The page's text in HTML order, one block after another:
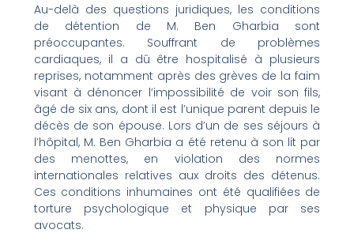
Au-delà des questions juridiques, les conditions
de détention de M. Ben Gharbia sont
préoccupantes. Souffrant de problèmes
cardiaques, il a dû être hospitalisé à plusieurs
reprises, notamment après des grèves de la faim
visant à dénoncer l’impossibilité de voir son fils,
âgé de six ans, dont il est l’unique parent depuis le
décès de son épouse. Lors d’un de ses séjours à
l’hôpital, M. Ben Gharbia a été retenu à son lit par
des menottes, en violation des normes
internationales relatives aux droits des détenus.
Ces conditions inhumaines ont été qualifiées de
torture psychologique et physique par ses
avocats.